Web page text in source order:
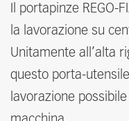
Il portapinze REGO-
la lavorazione su
Unitamente all’alta
questo porta-
lavorazione